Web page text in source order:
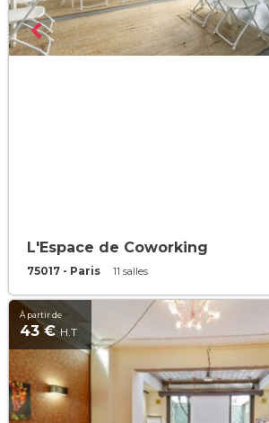
L'Espace de Coworking
75017 - Paris 11 salles
À partir de
43 €H.T